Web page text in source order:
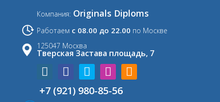
Компания: Originals Diploms
Работаем с 08.00 до 22.00 по Москве
125047 Москва
Тверская Застава площадь, 7
+7 (921) 980-85-56